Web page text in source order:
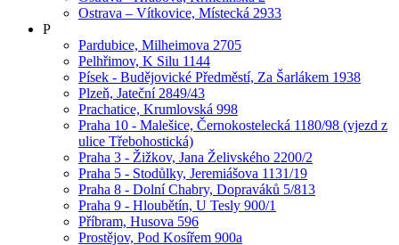
Ostrava – Vítkovice, Místecká 2933
P
Pardubice, Milheimova 2705
Pelhřimov, K Silu 1144
Písek - Budějovické Předměstí, Za Šarlákem 1938
Plzeň, Jateční 2849/43
Prachatice, Krumlovská 998
Praha 10 - Malešice, Černokostelecká 1180/98 (vjezd z
ulice Třebohostická)
Praha 3 - Žižkov, Jana Želivského 2200/2
Praha 5 - Stodůlky, Jeremiášova 1131/19
Praha 8 - Dolní Chabry, Dopraváků 5/813
Praha 9 - Hloubětín, U Tesly 900/1
Příbram, Husova 596
Prostějov, Pod Kosířem 900a